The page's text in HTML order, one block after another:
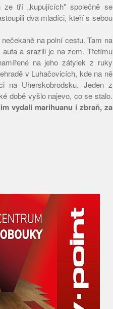
ze tří „kupujících" společně se
dva mladíci, kteří s sebou
na polní cestu. Tam na
a srazili je na zem. Třetímu
na jeho zátylek z ruky
v Luhačovicích, kde na ně
na Uherskobrodsku. Jeden z
době vyšlo najevo, co se stalo.
vydali marihuanu i zbraň, za